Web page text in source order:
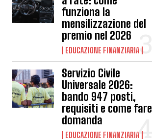
funziona la
mensilizzazione del
premio nel 2026
EDUCAZIONE FINANZIARIA
Servizio Civile
Universale 2026:
bando 947 posti,
requisiti e come fare
domanda
EDUCAZIONE FINANZIARIA